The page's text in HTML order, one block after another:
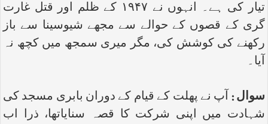
تیار کی ہے۔ انہوں نے ۱۹۴۷ کے ظلم اور قتل غارت
گری کے قصوں کے حوالے سے مجھے شیوسینا سے باز
رکھنے کی کوشش کی، مگر میری سمجھ میں کچھ نہ
آیا۔
سوال : آپ نے پھلت کے قیام کے دوران بابری مسجد کی
شہادت میں اپنی شرکت کا قصہ سنایاتھا، ذرا اب